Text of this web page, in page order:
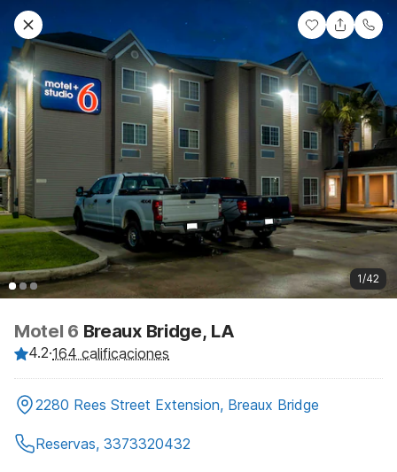
1/42
Motel 6 Breaux Bridge, LA
4.2·164 calificaciones
2280 Rees Street Extension, Breaux Bridge
Reservas, 3373320432